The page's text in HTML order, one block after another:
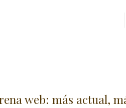
web: más actual,